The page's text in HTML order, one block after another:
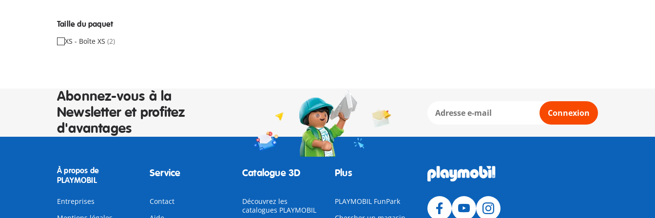
Taille du paquet
XS - Boîte XS (2)
Abonnez-vous à la
Newsletter et profitez
d'avantages
Connexion
À propos de
PLAYMOBIL
Entreprises
Service
Contact
Catalogue 3D
Découvrez les
catalogues PLAYMOBIL
Plus
PLAYMOBIL FunPark